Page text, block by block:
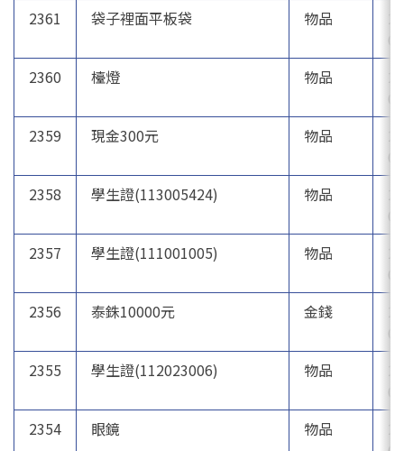
2361
袋子裡面平板袋 物品
2360
檯燈 物品
2359
現金300元 物品
2358
學生證(113005424) 物品
2357
學生證(111001005) 物品
2356
泰銖10000元 金錢
2355
學生證(112023006) 物品
2354
眼鏡 物品